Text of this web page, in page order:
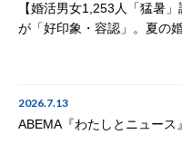
【婚活男女1,253人「猛暑
が「好印象・容認」。夏の
2026.7.13
ABEMA『わたしとニュース